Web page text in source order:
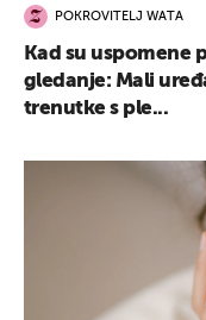
POKROVITELJ WATA
Kad su uspomene
gledanje: Mali
trenutke s ple...